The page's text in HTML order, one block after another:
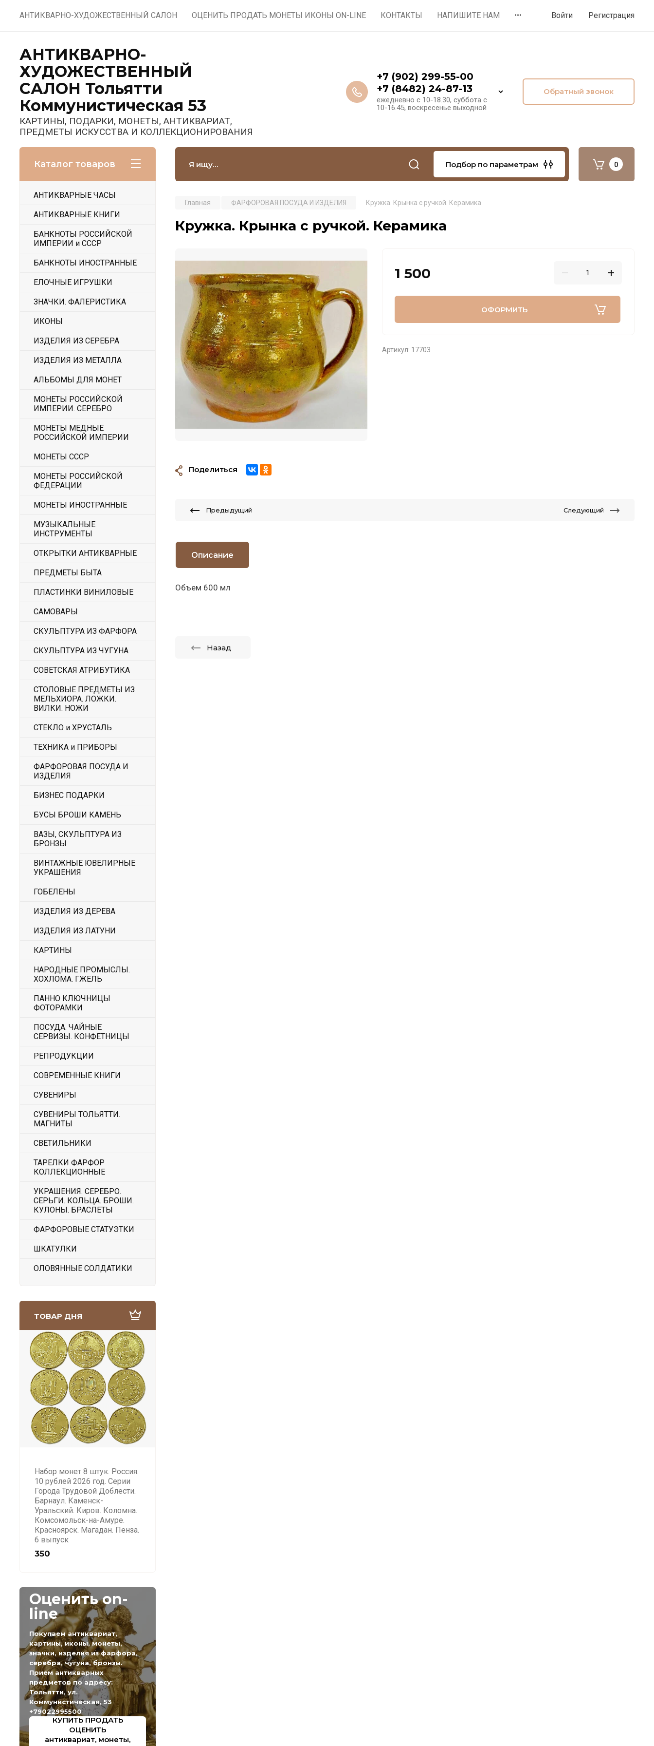
АНТИКВАРНО-ХУДОЖЕСТВЕННЫЙ САЛОН ОЦЕНИТЬ ПРОДАТЬ МОНЕТЫ ИКОНЫ ON-LINE КОНТАКТЫ НАПИШИТЕ НАМ ••• Войти Регистрация
АНТИКВАРНО-
ХУДОЖЕСТВЕННЫЙ
САЛОН Тольятти
Коммунистическая 53
КАРТИНЫ, ПОДАРКИ, МОНЕТЫ, АНТИКВАРИАТ,
ПРЕДМЕТЫ ИСКУССТВА И КОЛЛЕКЦИОНИРОВАНИЯ
+7 (902) 299-55-00
+7 (8482) 24-87-13
ежедневно с 10-18.30, суббота с
10-16.45, воскресенье выходной
Обратный звонок
Каталог товаров Подбор по параметрам 0
АНТИКВАРНЫЕ ЧАСЫ
АНТИКВАРНЫЕ КНИГИ
БАНКНОТЫ РОССИЙСКОЙ
ИМПЕРИИ и СССР
БАНКНОТЫ ИНОСТРАННЫЕ
ЕЛОЧНЫЕ ИГРУШКИ
ЗНАЧКИ. ФАЛЕРИСТИКА
ИКОНЫ
ИЗДЕЛИЯ ИЗ СЕРЕБРА
ИЗДЕЛИЯ ИЗ МЕТАЛЛА
АЛЬБОМЫ ДЛЯ МОНЕТ
МОНЕТЫ РОССИЙСКОЙ
ИМПЕРИИ. СЕРЕБРО
МОНЕТЫ МЕДНЫЕ
РОССИЙСКОЙ ИМПЕРИИ
МОНЕТЫ СССР
МОНЕТЫ РОССИЙСКОЙ
ФЕДЕРАЦИИ
МОНЕТЫ ИНОСТРАННЫЕ
МУЗЫКАЛЬНЫЕ
ИНСТРУМЕНТЫ
ОТКРЫТКИ АНТИКВАРНЫЕ
ПРЕДМЕТЫ БЫТА
ПЛАСТИНКИ ВИНИЛОВЫЕ
САМОВАРЫ
СКУЛЬПТУРА ИЗ ФАРФОРА
СКУЛЬПТУРА ИЗ ЧУГУНА
СОВЕТСКАЯ АТРИБУТИКА
СТОЛОВЫЕ ПРЕДМЕТЫ ИЗ
МЕЛЬХИОРА. ЛОЖКИ.
ВИЛКИ. НОЖИ
СТЕКЛО и ХРУСТАЛЬ
ТЕХНИКА и ПРИБОРЫ
ФАРФОРОВАЯ ПОСУДА И
ИЗДЕЛИЯ
БИЗНЕС ПОДАРКИ
БУСЫ БРОШИ КАМЕНЬ
ВАЗЫ, СКУЛЬПТУРА ИЗ
БРОНЗЫ
ВИНТАЖНЫЕ ЮВЕЛИРНЫЕ
УКРАШЕНИЯ
ГОБЕЛЕНЫ
ИЗДЕЛИЯ ИЗ ДЕРЕВА
ИЗДЕЛИЯ ИЗ ЛАТУНИ
КАРТИНЫ
НАРОДНЫЕ ПРОМЫСЛЫ.
ХОХЛОМА. ГЖЕЛЬ
ПАННО КЛЮЧНИЦЫ
ФОТОРАМКИ
ПОСУДА. ЧАЙНЫЕ
СЕРВИЗЫ. КОНФЕТНИЦЫ
РЕПРОДУКЦИИ
СОВРЕМЕННЫЕ КНИГИ
СУВЕНИРЫ
СУВЕНИРЫ ТОЛЬЯТТИ.
МАГНИТЫ
СВЕТИЛЬНИКИ
ТАРЕЛКИ ФАРФОР
КОЛЛЕКЦИОННЫЕ
УКРАШЕНИЯ. СЕРЕБРО.
СЕРЬГИ. КОЛЬЦА. БРОШИ.
КУЛОНЫ. БРАСЛЕТЫ
ФАРФОРОВЫЕ СТАТУЭТКИ
ШКАТУЛКИ
ОЛОВЯННЫЕ СОЛДАТИКИ
ТОВАР ДНЯ
Набор монет 8 штук. Россия.
10 рублей 2026 год. Серии
Города Трудовой Доблести.
Барнаул. Каменск-
Уральский. Киров. Коломна.
Комсомольск-на-Амуре.
Красноярск. Магадан. Пенза.
6 выпуск
350
Оценить on-
line
Покупаем антиквариат,
картины, иконы, монеты,
значки, изделия из фарфора,
серебра, чугуна, бронзы.
Прием антикварных
предметов по адресу:
Тольятти, ул.
Коммунистическая, 53
+79022995500
КУПИТЬ ПРОДАТЬ
ОЦЕНИТЬ
антиквариат, монеты,
Главная ФАРФОРОВАЯ ПОСУДА И ИЗДЕЛИЯ Кружка. Крынка с ручкой. Керамика
Кружка. Крынка с ручкой. Керамика
1 500
ОФОРМИТЬ
Артикул: 17703
Поделиться
Предыдущий Следующий
Описание
Объем 600 мл
Назад